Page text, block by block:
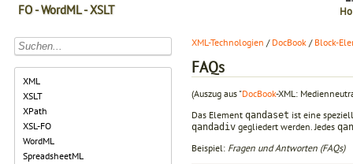
FO - WordML - XSLT
XML
XSLT
XPath
XSL-FO
WordML
SpreadsheetML
XML-Technologien / DocBook / Block-
FAQs
(Auszug aus "DocBook-XML:
Das Element qandaset ist eine
qandadiv gegliedert werden. Jedes
Beispiel: Fragen und Antworten (FAQs)